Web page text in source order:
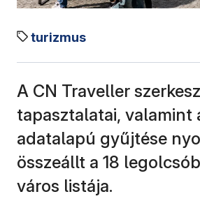
turizmus
A CN Traveller
tapasztalatai, valamint
adatalapú gyűjtése
összeállt a 18
város listája.